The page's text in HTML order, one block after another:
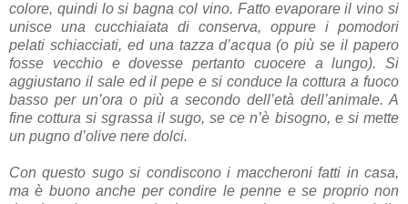
colore, quindi lo si bagna col vino. Fatto evaporare il vino si
unisce una cucchiaiata di conserva, oppure i pomodori
pelati schiacciati, ed una tazza d’acqua (o più se il papero
fosse vecchio e dovesse pertanto cuocere a lungo). Si
aggiustano il sale ed il pepe e si conduce la cottura a fuoco
basso per un’ora o più a secondo dell’età dell’animale. A
fine cottura si sgrassa il sugo, se ce n’è bisogno, e si mette
un pugno d’olive nere dolci.
Con questo sugo si condiscono i maccheroni fatti in casa,
ma è buono anche per condire le penne e se proprio non